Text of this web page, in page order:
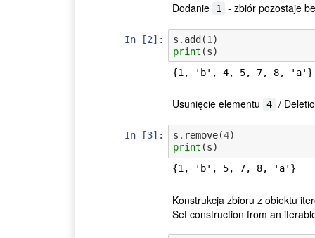
Dodanie 1 - zbiór pozostaje
In [2]: s . add (1 )
print (s)
Usunięcie elementu 4 /
In [3]: s . remove(4)
print (s)
Konstrukcja zbioru z obiektu
Set construction from an